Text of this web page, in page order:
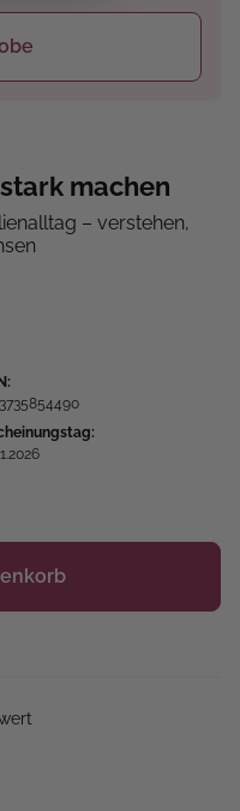
machen
– verstehen,